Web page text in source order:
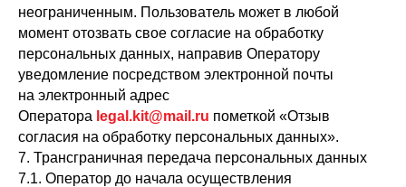
неограниченным. Пользователь может в любой
момент отозвать свое согласие на обработку
персональных данных, направив Оператору
уведомление посредством электронной почты
на электронный адрес
Оператора legal.kit@mail.ru пометкой «Отзыв
согласия на обработку персональных данных».
7. Трансграничная передача персональных данных
7.1. Оператор до начала осуществления